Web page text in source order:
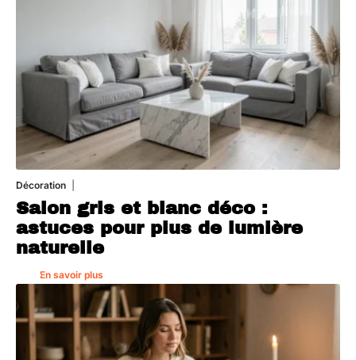
Décoration
Salon gris et blanc déco :
astuces pour plus de lumière
naturelle
En savoir plus